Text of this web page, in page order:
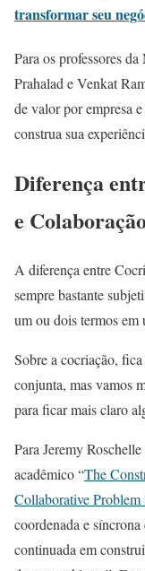
transformar seu
Para os professores
Prahalad e Venkat
de valor por empresa
construa sua
Diferença
e
A diferença entre
sempre bastante
um ou dois termos em
Sobre a cocriação,
conjunta, mas vamos
para ficar mais claro
Para Jeremy
acadêmico “The
Collaborative
coordenada e
continuada em